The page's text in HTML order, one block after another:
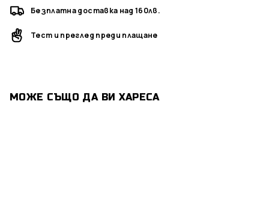
Безплатна доставка над 160лв.
Тест и преглед преди плащане
МОЖЕ СЪЩО ДА ВИ ХАРЕСА